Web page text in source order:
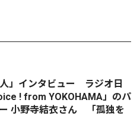
」インタビュー ラジオ日
! from YOKOHAMA」のパ
小野寺結衣さん 「孤独を